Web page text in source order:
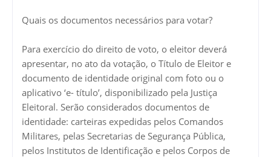
Quais os documentos necessários para votar?
Para exercício do direito de voto, o eleitor deverá
apresentar, no ato da votação, o Título de Eleitor e
documento de identidade original com foto ou o
aplicativo ‘e- título’, disponibilizado pela Justiça
Eleitoral. Serão considerados documentos de
identidade: carteiras expedidas pelos Comandos
Militares, pelas Secretarias de Segurança Pública,
pelos Institutos de Identificação e pelos Corpos de